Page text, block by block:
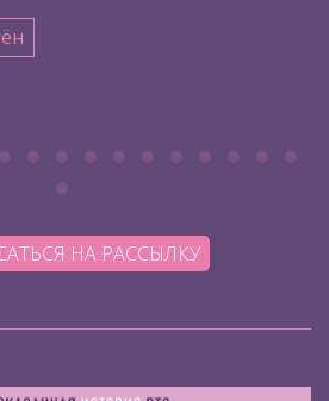
НА РАССЫЛКУ